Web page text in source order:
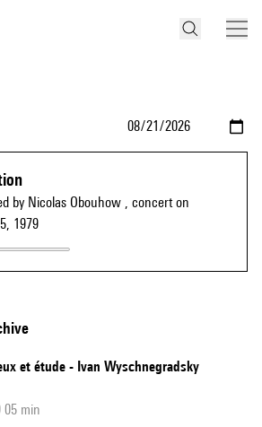
by Nicolas Obouhow , concert on
1979
et étude - Ivan Wyschnegradsky
05 min